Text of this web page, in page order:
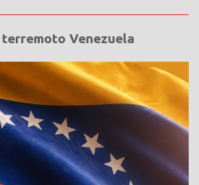
terremoto Venezuela